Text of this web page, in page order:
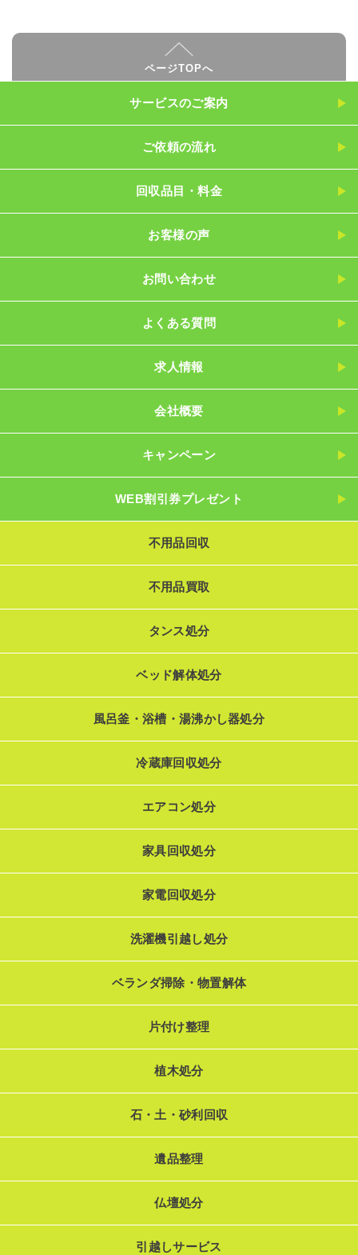
ページTOPへ
サービスのご案内
ご依頼の流れ
回収品目・料金
お客様の声
お問い合わせ
よくある質問
求人情報
会社概要
キャンペーン
WEB割引券プレゼント
不用品回収
不用品買取
タンス処分
ベッド解体処分
風呂釜・浴槽・湯沸かし器処分
冷蔵庫回収処分
エアコン処分
家具回収処分
家電回収処分
洗濯機引越し処分
ベランダ掃除・物置解体
片付け整理
植木処分
石・土・砂利回収
遺品整理
仏壇処分
引越しサービス